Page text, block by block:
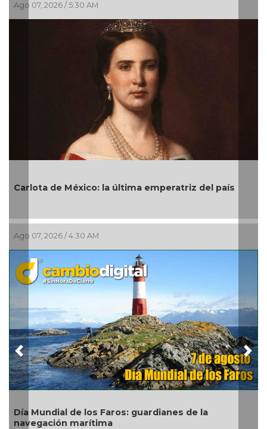
/ 5:30 AM
México: la última emperatriz del país
/ 4:30 AM
de los Faros: guardianes de la
marítima
Previous